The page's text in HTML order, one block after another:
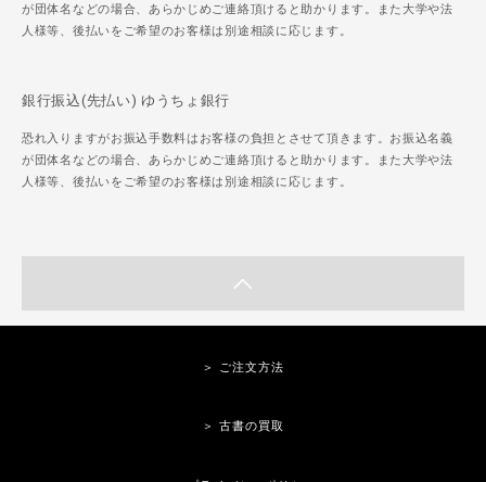
が団体名などの場合、あらかじめご連絡頂けると助かります。また大学や法
人様等、後払いをご希望のお客様は別途相談に応じます。
銀行振込(先払い) ゆうちょ銀行
恐れ入りますがお振込手数料はお客様の負担とさせて頂きます。お振込名義
が団体名などの場合、あらかじめご連絡頂けると助かります。また大学や法
人様等、後払いをご希望のお客様は別途相談に応じます。
＞ ご注文方法
＞ 古書の買取